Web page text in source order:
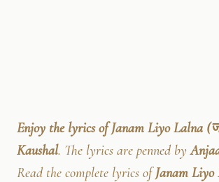
Enjoy the lyrics of Janam Liyo Lalna
Kaushal. The lyrics are penned by
Read the complete lyrics ofJanam